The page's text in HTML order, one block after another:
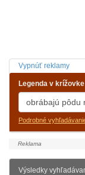
Vypnúť reklamy
Legenda v krížovke
Podrobné
Výsledky